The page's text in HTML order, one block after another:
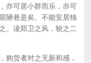
亦可居小群而乐，亦可
陋巷是矣。不能安居独
。读郑卫之风，较之二
货者对之无新和感，